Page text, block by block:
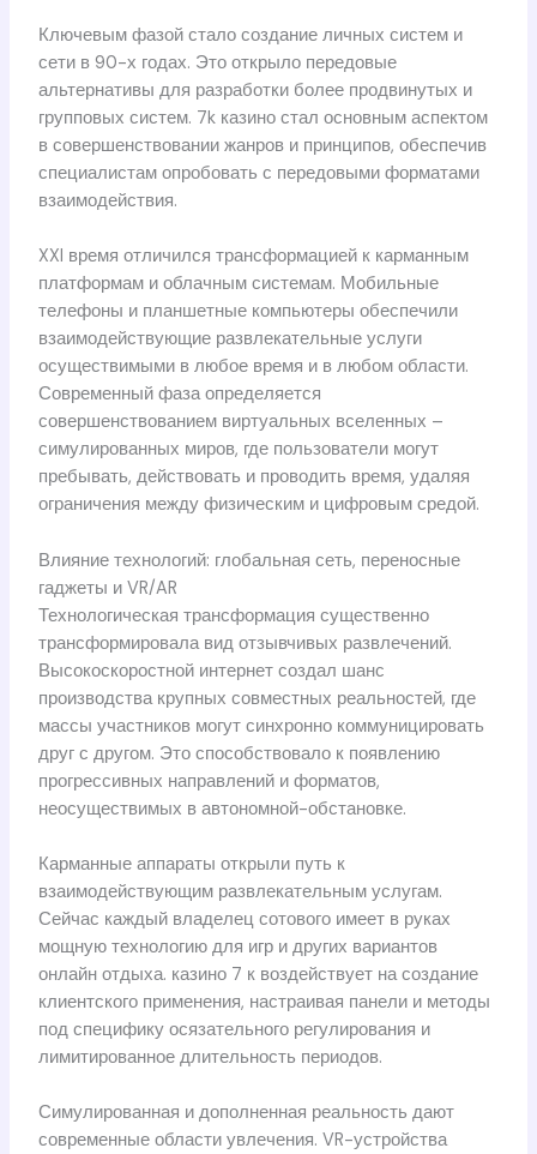
Ключевым фазой стало создание личных систем и
сети в 90-х годах. Это открыло передовые
альтернативы для разработки более продвинутых и
групповых систем. 7k казино стал основным аспектом
в совершенствовании жанров и принципов, обеспечив
специалистам опробовать с передовыми форматами
взаимодействия.
XXI время отличился трансформацией к карманным
платформам и облачным системам. Мобильные
телефоны и планшетные компьютеры обеспечили
взаимодействующие развлекательные услуги
осуществимыми в любое время и в любом области.
Современный фаза определяется
совершенствованием виртуальных вселенных –
симулированных миров, где пользователи могут
пребывать, действовать и проводить время, удаляя
ограничения между физическим и цифровым средой.
Влияние технологий: глобальная сеть, переносные
гаджеты и VR/AR
Технологическая трансформация существенно
трансформировала вид отзывчивых развлечений.
Высокоскоростной интернет создал шанс
производства крупных совместных реальностей, где
массы участников могут синхронно коммуницировать
друг с другом. Это способствовало к появлению
прогрессивных направлений и форматов,
неосуществимых в автономной-обстановке.
Карманные аппараты открыли путь к
взаимодействующим развлекательным услугам.
Сейчас каждый владелец сотового имеет в руках
мощную технологию для игр и других вариантов
онлайн отдыха. казино 7 к воздействует на создание
клиентского применения, настраивая панели и методы
под специфику осязательного регулирования и
лимитированное длительность периодов.
Симулированная и дополненная реальность дают
современные области увлечения. VR-устройства